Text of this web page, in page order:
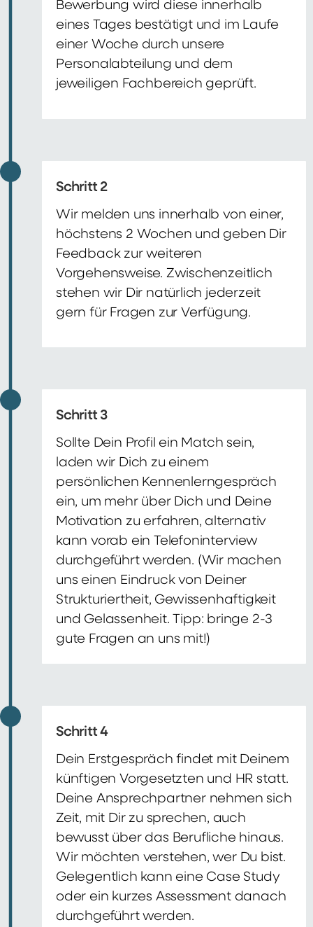
Bewerbung wird diese innerhalb
eines Tages bestätigt und im Laufe
einer Woche durch unsere
Personalabteilung und dem
jeweiligen Fachbereich geprüft.
Schritt 2
Wir melden uns innerhalb von einer,
höchstens 2 Wochen und geben Dir
Feedback zur weiteren
Vorgehensweise. Zwischenzeitlich
stehen wir Dir natürlich jederzeit
gern für Fragen zur Verfügung.
Schritt 3
Sollte Dein Profil ein Match sein,
laden wir Dich zu einem
persönlichen Kennenlerngespräch
ein, um mehr über Dich und Deine
Motivation zu erfahren, alternativ
kann vorab ein Telefoninterview
durchgeführt werden. (Wir machen
uns einen Eindruck von Deiner
Strukturiertheit, Gewissenhaftigkeit
und Gelassenheit. Tipp: bringe 2-3
gute Fragen an uns mit!)
Schritt 4
Dein Erstgespräch findet mit Deinem
künftigen Vorgesetzten und HR statt.
Deine Ansprechpartner nehmen sich
Zeit, mit Dir zu sprechen, auch
bewusst über das Berufliche hinaus.
Wir möchten verstehen, wer Du bist.
Gelegentlich kann eine Case Study
oder ein kurzes Assessment danach
durchgeführt werden.